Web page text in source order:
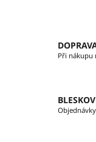
Při nákupu